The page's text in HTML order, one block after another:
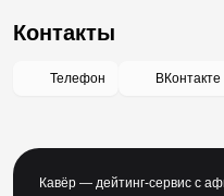
Контакты
Телефон ВКонтакте
Кавёр — дейтинг-сервис с